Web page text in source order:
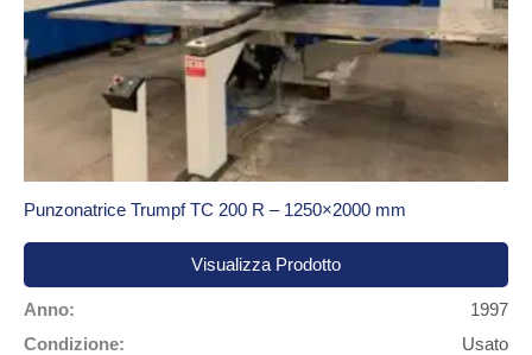
Punzonatrice Trumpf TC 200 R – 1250×2000 mm
Visualizza Prodotto
Anno:
1997
Condizione:
Usato